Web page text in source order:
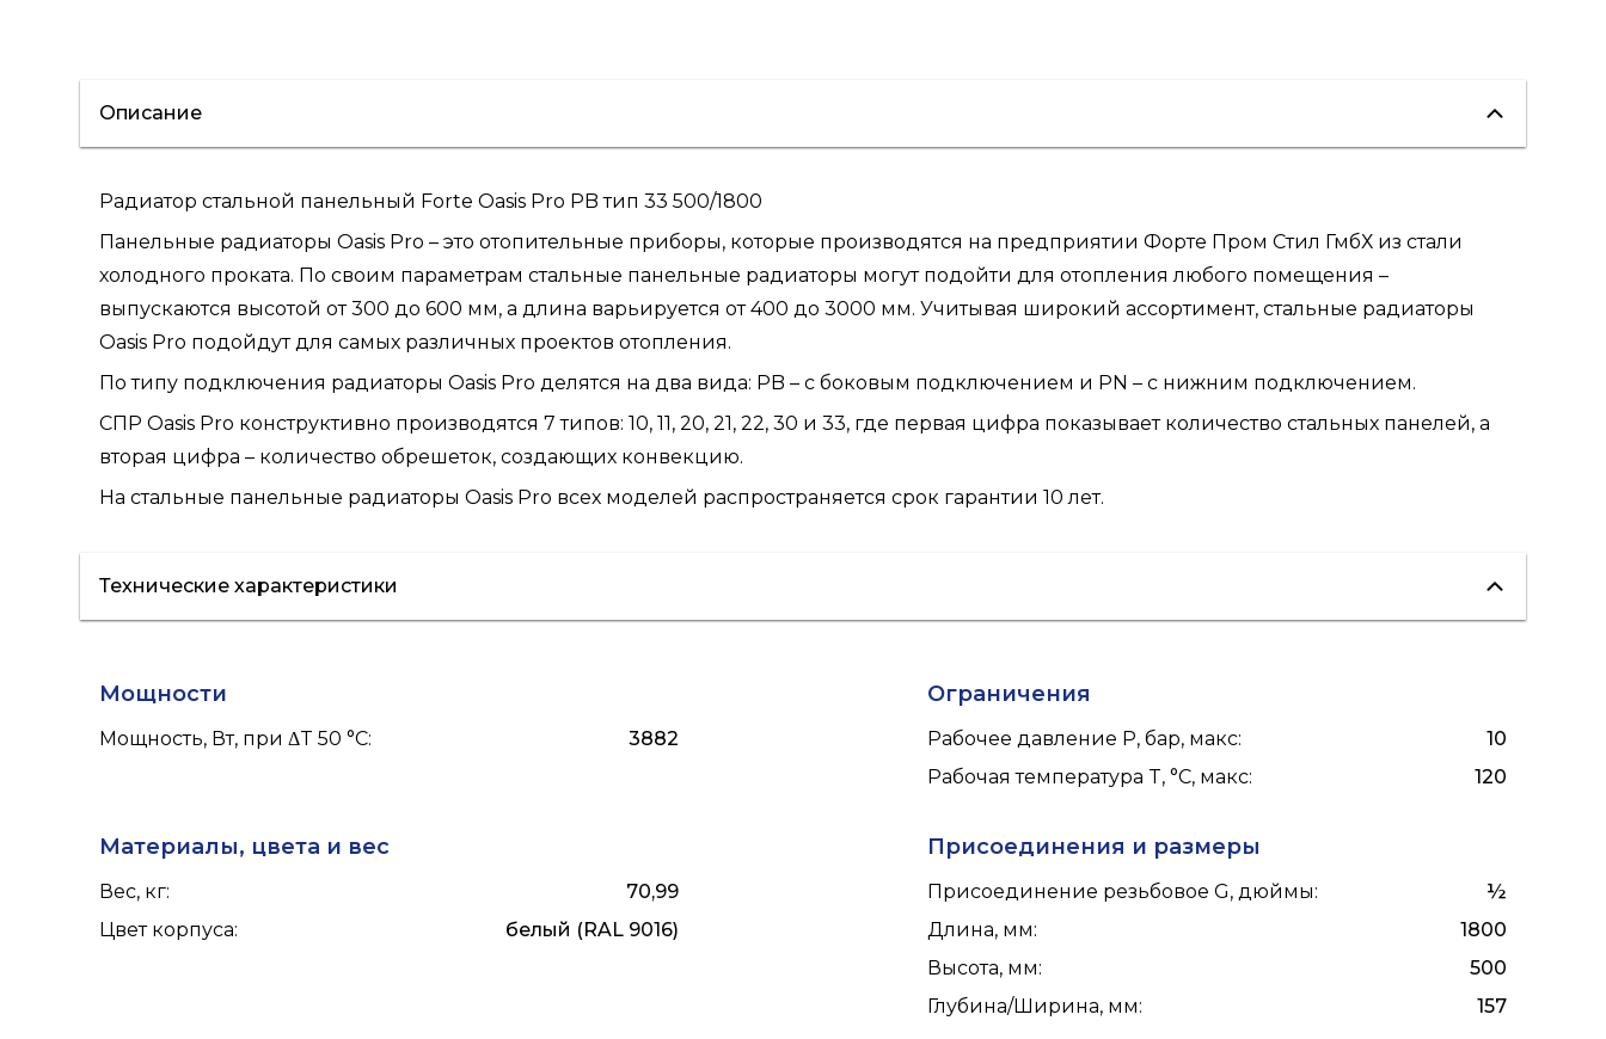
Описание
Радиатор стальной панельный Forte Oasis Pro PB тип 33 500/1800
Панельные радиаторы Oasis Pro – это отопительные приборы, которые производятся на предприятии Форте Пром Стил ГмбХ из стали
холодного проката. По своим параметрам стальные панельные радиаторы могут подойти для отопления любого помещения –
выпускаются высотой от 300 до 600 мм, а длина варьируется от 400 до 3000 мм. Учитывая широкий ассортимент, стальные радиаторы
Oasis Pro подойдут для самых различных проектов отопления.
По типу подключения радиаторы Oasis Pro делятся на два вида: PB – с боковым подключением и PN – с нижним подключением.
СПР Oasis Pro конструктивно производятся 7 типов: 10, 11, 20, 21, 22, 30 и 33, где первая цифра показывает количество стальных панелей, а
вторая цифра – количество обрешеток, создающих конвекцию.
На стальные панельные радиаторы Oasis Pro всех моделей распространяется срок гарантии 10 лет.
Технические характеристики
Мощности
Мощность, Вт, при ΔT 50 °С: 3882
Ограничения
Рабочее давление P, бар, макс:
10
Рабочая температура T, °C, макс: 120
Материалы, цвета и вес
Вес, кг:
70,99
Цвет корпуса: белый (RAL 9016)
Присоединения и размеры
Присоединение резьбовое G, дюймы:
½
Длина, мм:
1800
Высота, мм:
500
Глубина/Ширина, мм: 157